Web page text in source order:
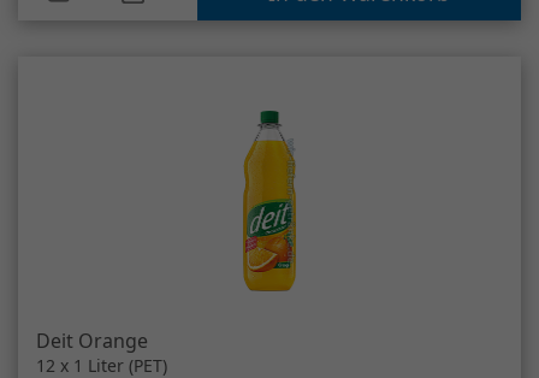
Deit Orange
12 x 1 Liter (PET)